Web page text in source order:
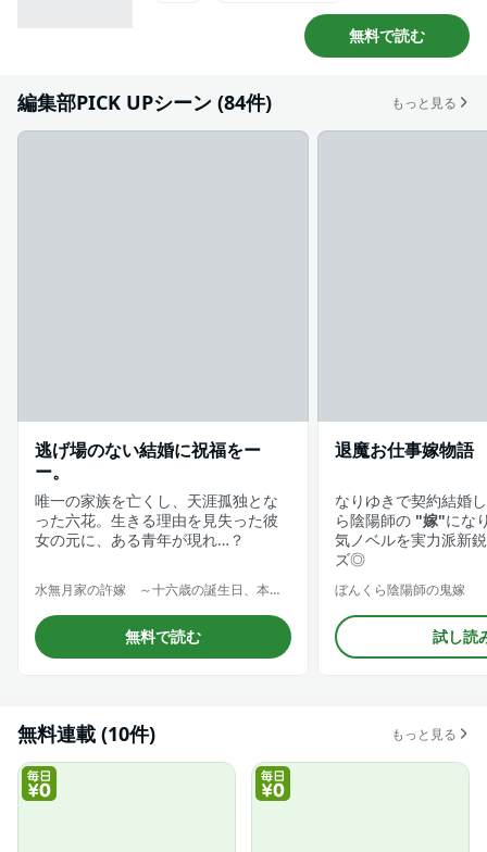
#ひねくれ男子
#黒髪男子 #和装
無料で読む
編集部PICK UPシーン (84件) もっと見る
逃げ場のない結婚に祝福をー
ー。
唯一の家族を亡くし、天涯孤独とな
った六花。生きる理由を見失った彼
女の元に、ある青年が現れ…？
水無月家の許嫁 ～十六歳の誕生日、本家の当主が迎えに来ました。～
無料で読む
退魔お仕事嫁物語
なりゆきで契約結婚
ら陰陽師の "嫁"にな
気ノベルを実力派新
ズ◎
ぼんくら陰陽師の鬼嫁
試し読
無料連載 (10件) もっと見る